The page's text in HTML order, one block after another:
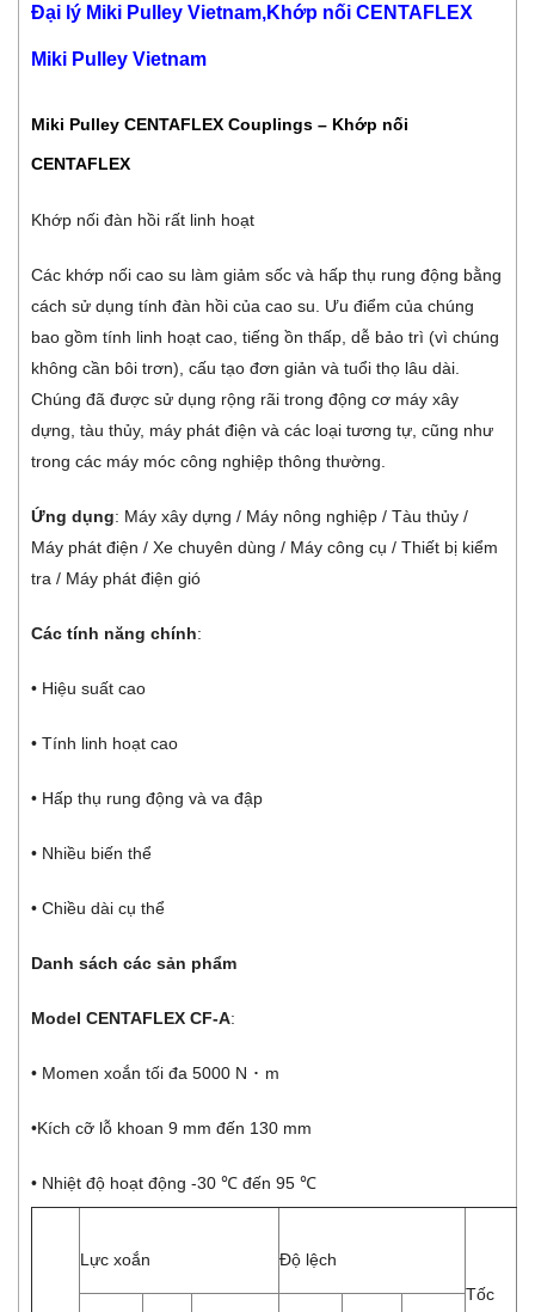
Đại lý Miki Pulley Vietnam,Khớp nối CENTAFLEX
Miki Pulley Vietnam
Miki Pulley CENTAFLEX Couplings – Khớp nối
CENTAFLEX
Khớp nối đàn hồi rất linh hoạt
Các khớp nối cao su làm giảm sốc và hấp thụ rung động bằng
cách sử dụng tính đàn hồi của cao su. Ưu điểm của chúng
bao gồm tính linh hoạt cao, tiếng ồn thấp, dễ bảo trì (vì chúng
không cần bôi trơn), cấu tạo đơn giản và tuổi thọ lâu dài.
Chúng đã được sử dụng rộng rãi trong động cơ máy xây
dựng, tàu thủy, máy phát điện và các loại tương tự, cũng như
trong các máy móc công nghiệp thông thường.
Ứng dụng: Máy xây dựng / Máy nông nghiệp / Tàu thủy /
Máy phát điện / Xe chuyên dùng / Máy công cụ / Thiết bị kiểm
tra / Máy phát điện gió
Các tính năng chính:
• Hiệu suất cao
• Tính linh hoạt cao
• Hấp thụ rung động và va đập
• Nhiều biến thể
• Chiều dài cụ thể
Danh sách các sản phẩm
Model CENTAFLEX CF-A:
• Momen xoắn tối đa 5000 N ･ m
•Kích cỡ lỗ khoan 9 mm đến 130 mm
• Nhiệt độ hoạt động -30 ℃ đến 95 ℃
Lực xoắn
Độ lệch
Tốc